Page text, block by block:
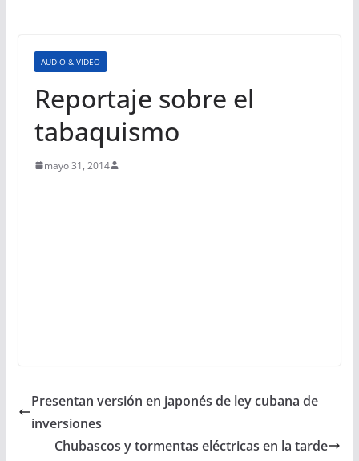
AUDIO & VIDEO
Reportaje sobre el
tabaquismo
mayo 31, 2014
Presentan versión en japonés de ley cubana de
inversiones
Chubascos y tormentas eléctricas en la tarde